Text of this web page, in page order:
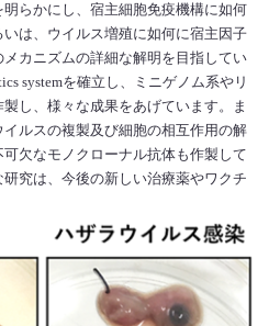
らかにし、宿主細胞免疫機構に如何
は、ウイルス増殖に如何に宿主因子
カニズムの詳細な解明を目指してい
systemを確立し、ミニゲノム系やリ
し、様々な成果をあげています。ま
ルスの複製及び細胞の相互作用の解
欠なモノクローナル抗体も作製して
究は、今後の新しい治療薬やワクチ